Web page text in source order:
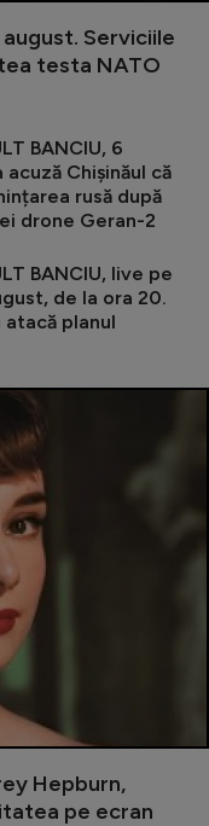
august. Serviciile
testa NATO
BANCIU, 6
Chișinăul că
rusă după
drone Geran-2
BANCIU, live pe
de la ora 20.
planul
Hepburn,
pe ecran